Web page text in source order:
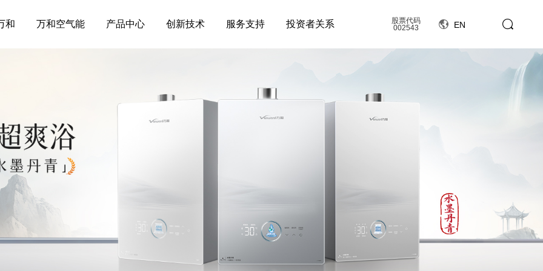
和 万和空气能 产品中心 创新技术 服务支持 投资者关系
股票代码
002543
EN